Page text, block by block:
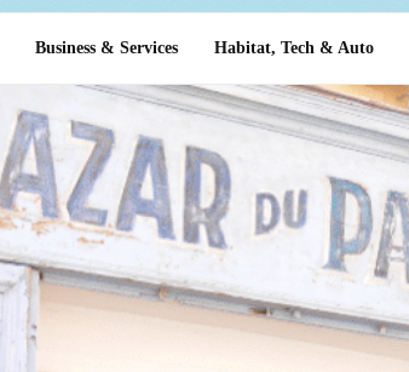
Business & Services Habitat, Tech & Auto